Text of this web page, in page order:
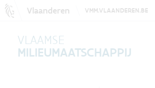
Vlaanderen VMM.VLAANDEREN.BE
VLAAMSE
MILIEUMAATSCHAPPIJ